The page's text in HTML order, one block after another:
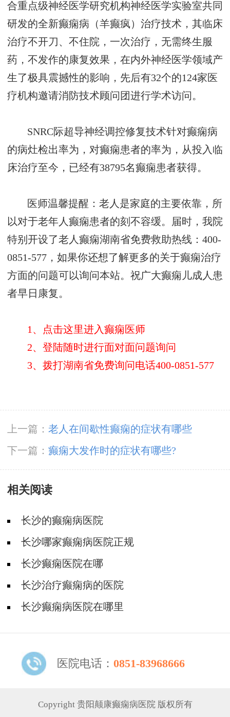
合重点级神经医学研究机构神经医学实验室共同
研发的全新癫痫病（羊癫疯）治疗技术，其临床
治疗不开刀、不住院，一次治疗，无需终生服
药，不发作的康复效果，在内外神经医学领域产
生了极具震撼性的影响，先后有32个的124家医
疗机构邀请消防技术顾问团进行学术访问。
SNRC际超导神经调控修复技术针对癫痫病
的病灶检出率为，对癫痫患者的率为，从投入临
床治疗至今，已经有38795名癫痫患者获得。
医师温馨提醒：老人是家庭的主要依靠，所
以对于老年人癫痫患者的刻不容缓。届时，我院
特别开设了老人癫痫湖南省免费救助热线：400-
0851-577，如果你还想了解更多的关于癫痫治疗
方面的问题可以询问本站。祝广大癫痫儿成人患
者早日康复。
1、点击这里进入癫痫医师
2、登陆随时进行面对面问题询问
3、拨打湖南省免费询问电话400-0851-577
上一篇： 老人在间歇性癫痫的症状有哪些
下一篇： 癫痫大发作时的症状有哪些?
相关阅读
长沙的癫痫病医院
长沙哪家癫痫病医院正规
长沙癫痫医院在哪
长沙治疗癫痫病的医院
长沙癫痫病医院在哪里
医院电话： 0851-83968666
Copyright 贵阳颠康癫痫病医院 版权所有